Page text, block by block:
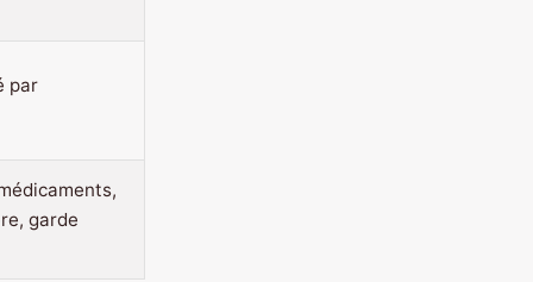
par
garde